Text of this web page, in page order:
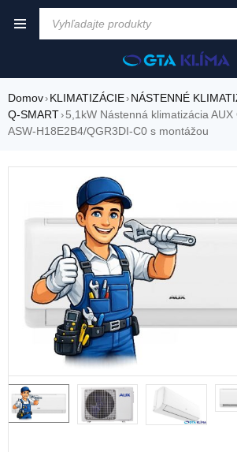
Domov› KLIMATIZÁCIE› NÁSTENNÉ
Q-SMART› 5,1kW Nástenná klimatizácia
ASW-H18E2B4/QGR3DI-C0 s montážou